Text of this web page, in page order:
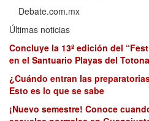
Debate.com.mx
Últimas noticias
Concluye la 13ª edición del
en el Santuario Playas del
¿Cuándo entran las
Esto es lo que se sabe
¡Nuevo semestre! Conoce